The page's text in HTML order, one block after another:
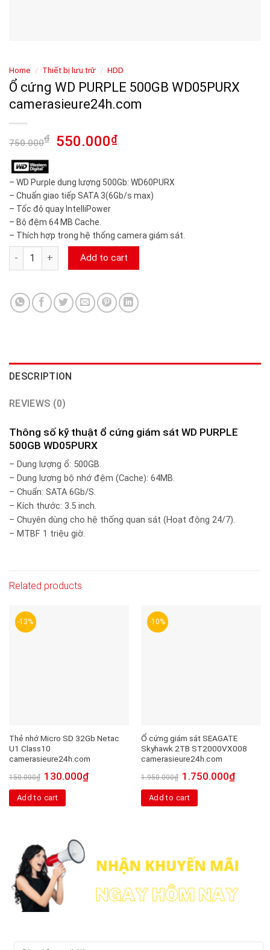
Home / Thiết bị lưu trữ / HDD
Ổ cứng WD PURPLE 500GB WD05PURX
camerasieure24h.com
750.000₫ 550.000₫
– WD Purple dung lượng 500Gb: WD60PURX
– Chuẩn giao tiếp SATA 3(6Gb/s max)
– Tốc độ quay IntelliPower
– Bộ đệm 64 MB Cache.
– Thích hợp trong hệ thống camera giám sát.
Ổ cứng WD PURPLE 500GB WD05PURX
Add to cart
DESCRIPTION
REVIEWS (0)
Thông số kỹ thuật ổ cứng giám sát WD PURPLE
500GB WD05PURX
– Dung lượng ổ: 500GB.
– Dung lượng bộ nhớ đệm (Cache): 64MB.
– Chuẩn: SATA 6Gb/S.
– Kích thước: 3.5 inch.
– Chuyên dùng cho hệ thống quan sát (Hoạt động 24/7).
– MTBF 1 triệu giờ.
Related products
-13%
Thẻ nhớ Micro SD 32Gb Netac
U1 Class10
camerasieure24h.com
150.000₫ 130.000₫
Add to cart
-10%
Ổ cứng giám sát SEAGATE
Skyhawk 2TB ST2000VX008
camerasieure24h.com
1.950.000₫ 1.750.000₫
Add to cart